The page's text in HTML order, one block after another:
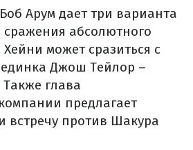
Арум дает три варианта
абсолютного
может сразиться с
Джош Тейлор –
глава
предлагает
встречу против Шакура